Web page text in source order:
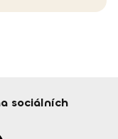
sociálních